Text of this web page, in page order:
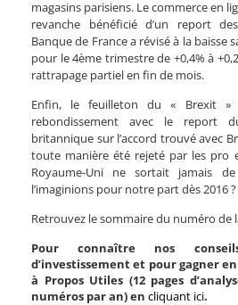
magasins parisiens. Le commerce en
revanche bénéficié d’un report
Banque de France a révisé à la baisse
pour le 4ème trimestre de +0,4% à
rattrapage partiel en fin de mois.
Enfin, le feuilleton du « Brexit »
rebondissement avec le report
britannique sur l’accord trouvé avec
toute manière été rejeté par les pro
Royaume-Uni ne sortait jamais
l’imaginions pour notre part dès 2016
Retrouvez le sommaire du numéro de
Pour connaître nos
d’investissement et pour gagner
à Propos Utiles (12 pages
numéros par an) en cliquant ici.